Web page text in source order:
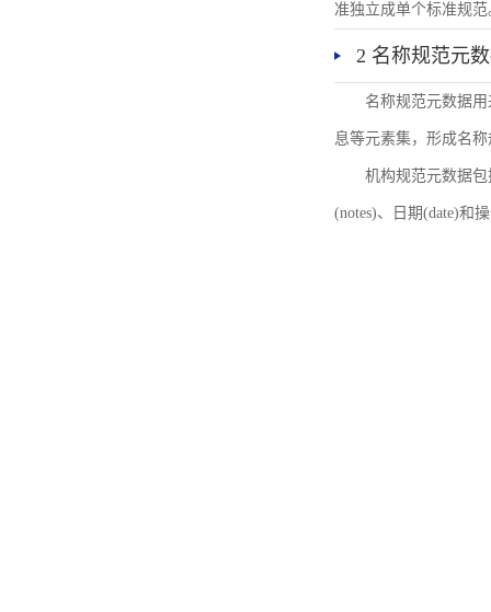
准独立成单个标准规范
2 名称规范元
名称规范元数据
息等元素集，形成名
机构规范元数据
(notes)、日期(date)和